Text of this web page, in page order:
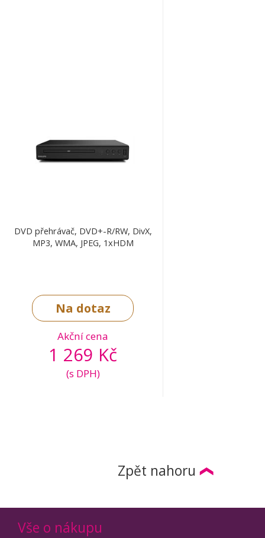
DVD přehrávač, DVD+-R/RW, DivX,
MP3, WMA, JPEG, 1xHDM
Na dotaz
Akční cena
1 269 Kč
(s DPH)
Zpět nahoru
Vše o nákupu